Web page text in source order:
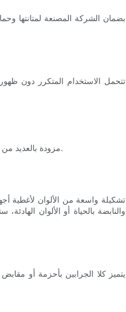
بالإضافة إلى الحماية الأساسية، تأتي أكمام النيوبرين من Flame Bright مزودة بالعديد من الميزات الإضافية التي تعزز فائدتها.
والنابضة بالحياة أو الألوان
يتميز كلا الجرابين بأحزمة أو